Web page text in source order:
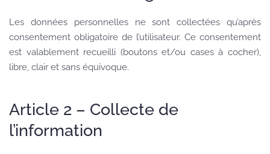
Les données personnelles ne sont collectées qu’après
consentement obligatoire de l’utilisateur. Ce consentement
est valablement recueilli (boutons et/ou cases à cocher),
libre, clair et sans équivoque.
Article 2 – Collecte de
l’information